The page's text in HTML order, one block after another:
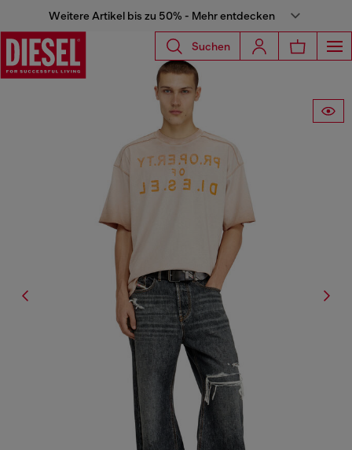
Weitere Artikel bis zu 50% - Mehr entdecken
Suchen